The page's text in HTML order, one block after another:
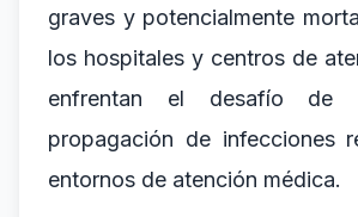
graves y potencialmente
los hospitales y centros de
enfrentan el desafío de
propagación de infecciones
entornos de atención médica.